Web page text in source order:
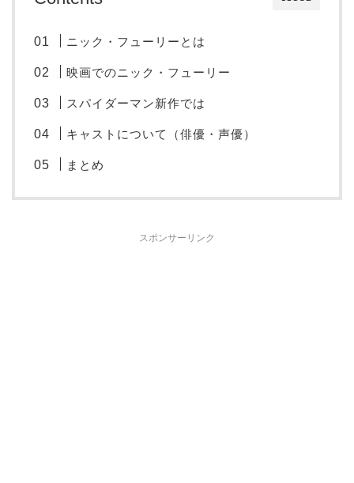
ニック・フューリーとは
映画でのニック・フューリー
スパイダーマン新作では
キャストについて（俳優・声優）
まとめ
スポンサーリンク